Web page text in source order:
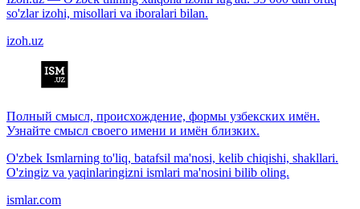
so'zlar izohi, misollari va iboralari bilan.
izoh.uz
Полный смысл, происхождение, формы узбекских имён.
Узнайте смысл своего имени и имён близких.
O'zbek Ismlarning to'liq, batafsil ma'nosi, kelib chiqishi, shakllari.
O'zingiz va yaqinlaringizni ismlari ma'nosini bilib oling.
ismlar.com